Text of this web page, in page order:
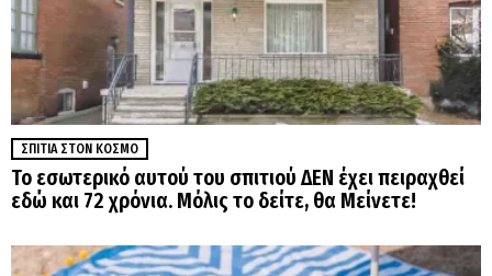
ΣΠΊΤΙΑ ΣΤΟΝ ΚΌΣΜΟ
Το εσωτερικό αυτού του σπιτιού ΔΕΝ έχει πειραχθεί
εδώ και 72 χρόνια. Μόλις το δείτε, θα Μείνετε!